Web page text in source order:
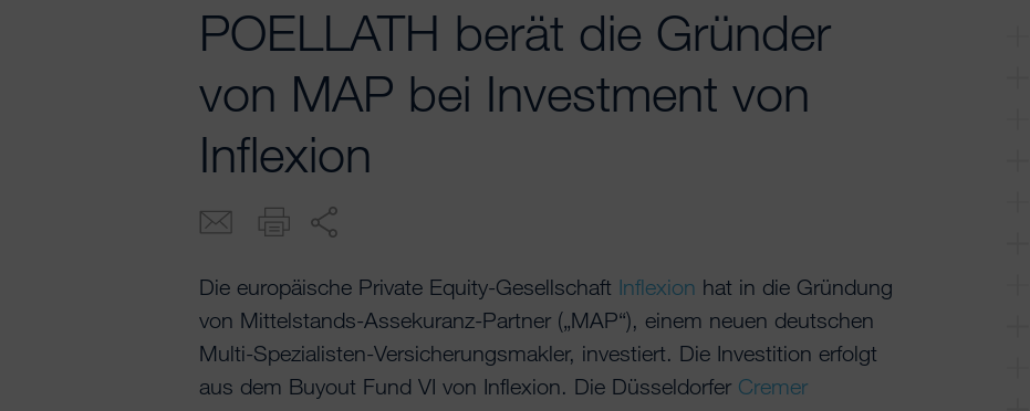
POELLATH berät die Gründer
von MAP bei Investment von
Inflexion
Die europäische Private Equity-Gesellschaft Inflexion hat in die Gründung
von Mittelstands-Assekuranz-Partner („MAP“), einem neuen deutschen
Multi-Spezialisten-Versicherungsmakler, investiert. Die Investition erfolgt
aus dem Buyout Fund VI von Inflexion. Die Düsseldorfer Cremer